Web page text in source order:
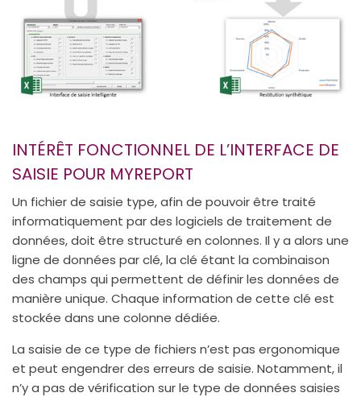
INTÉRÊT FONCTIONNEL DE L’INTERFACE DE
SAISIE POUR MYREPORT
Un fichier de saisie type, afin de pouvoir être traité
informatiquement par des logiciels de traitement de
données, doit être structuré en colonnes. Il y a alors une
ligne de données par clé, la clé étant la combinaison
des champs qui permettent de définir les données de
manière unique. Chaque information de cette clé est
stockée dans une colonne dédiée.
La saisie de ce type de fichiers n’est pas ergonomique
et peut engendrer des erreurs de saisie. Notamment, il
n’y a pas de vérification sur le type de données saisies